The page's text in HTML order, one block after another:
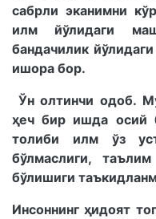
сабрли эканимни
илм йўлидаги
бандачилик
ишора бор.
Ўн олтинчи одоб.
ҳеч бир ишда осий
толиби илм ўз
бўлмаслиги,
бўлишиги
Инсоннинг ҳидоят